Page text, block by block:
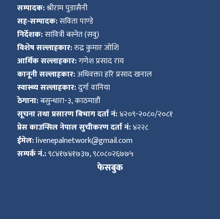
सम्पादक:श्रीराम पुडासैनी
सह-सम्पादक:सविता पाण्डे
निर्देशक:सावित्री बस्नेत (सवु)
विशेष सल्लाहकार:रुद्र कुमार जोशि
आर्थिक सल्लाहकार:गणेश प्रसाद राय
कानूनी सल्लाहकार:अधिवक्ता हरि प्रसाद खनाल
स्वास्थ्य सल्लाहकार:दुर्गा वानिया
ठेगाना:बसुन्धारा-३, काठमाडौं
सूचना तथा प्रसारण बिभाग दर्ता नं:४२०९-२०८०/२०८१
प्रेस काउन्सिल नेपाल सुचीकरण दर्ता नं:४२२८
ईमेल:livenepalnetwork@gmail.com
सम्पर्क नं.:९८४१७४१७३७, ९८०८०२६७७५
फेसबुक